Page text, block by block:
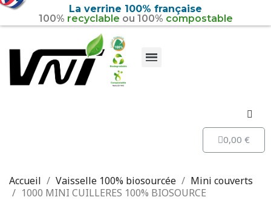
La verrine 100% française
100% recyclable ou 100% compostable
0,00 €
Accueil Vaisselle 100% biosourcée
Mini couverts
1000 MINI CUILLERES 100% BIOSOURCE